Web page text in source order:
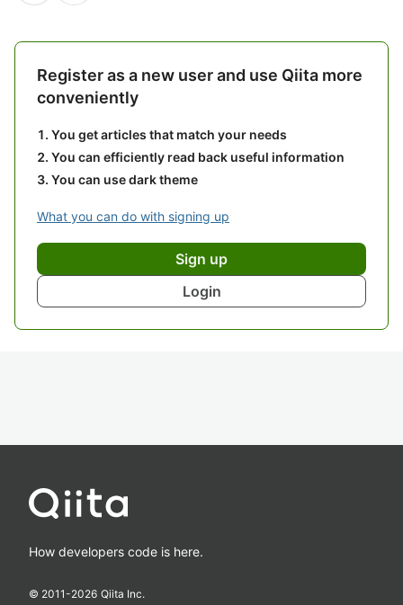
Register as a new user and use Qiita more
conveniently
You get articles that match your needs
You can efficiently read back useful information
You can use dark theme
What you can do with signing up
Sign up
Login
How developers code is here.
© 2011-2026 Qiita Inc.